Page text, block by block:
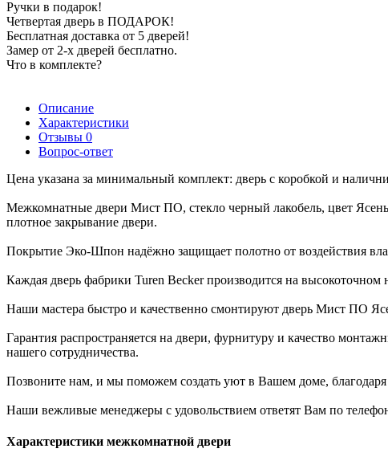
Ручки в подарок!
Четвертая дверь в ПОДАРОК!
Бесплатная доставка от 5 дверей!
Замер от 2-х дверей бесплатно.
Что в комплекте?
Описание
Характеристики
Отзывы 0
Вопрос-ответ
Цена указана за минимальный комплект: дверь с коробкой и
Межкомнатные двери Мист ПО, стекло черный лакобель, цвет
плотное закрывание двери.
Покрытие Эко-Шпон надёжно защищает полотно от воздействия
Каждая дверь фабрики Turen Becker производится на высокоточном
Наши мастера быстро и качественно смонтируют дверь Мист ПО
Гарантия распространяется на двери, фурнитуру и качество
нашего сотрудничества.
Позвоните нам, и мы поможем создать уют в Вашем доме,
Наши вежливые менеджеры с удовольствием ответят Вам по
Характеристики межкомнатной двери